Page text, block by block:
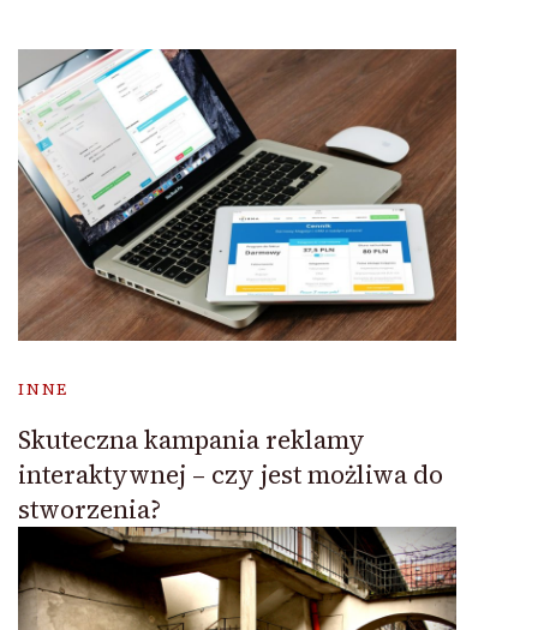
INNE
Skuteczna kampania reklamy
interaktywnej – czy jest możliwa do
stworzenia?